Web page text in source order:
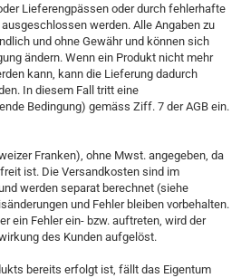
Lieferengpässen oder durch fehlerhafte
werden. Alle Angaben zu
und ohne Gewähr und können sich
ändern. Wenn ein Produkt nicht mehr
kann, kann die Lieferung dadurch
In diesem Fall tritt eine
Bedingung) gemäss Ziff. 7 der AGB ein.
Franken), ohne Mwst. angegeben, da
ist. Die Versandkosten sind im
werden separat berechnet (siehe
und Fehler bleiben vorbehalten.
ein Fehler ein- bzw. auftreten, wird der
des Kunden aufgelöst.
bereits erfolgt ist, fällt das Eigentum